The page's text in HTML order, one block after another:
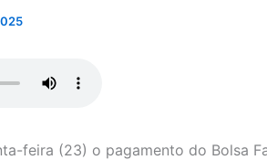
feira (23) o pagamento do Bolsa